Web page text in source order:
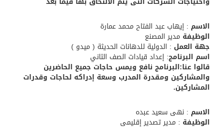
الاسم : إيهاب عبد الفتاح محمد عمارة
الوظيفة مدير المصنع
جهة العمل : الدولية للدهانات الحديثة ( ميدو )
اسم البرنامج: إعداد قيادات الصف الثاني
قالوا عنا:البرنامج نافع ويمس حاجات جميع الحاضرين
والمشاركين ومقدرة المدرب وسعة إدراكه لحاجات وقدرات
المشاركين.
الاسم : نهى سعيد عبده
الوظيفة : مدير تصدير إقليمى